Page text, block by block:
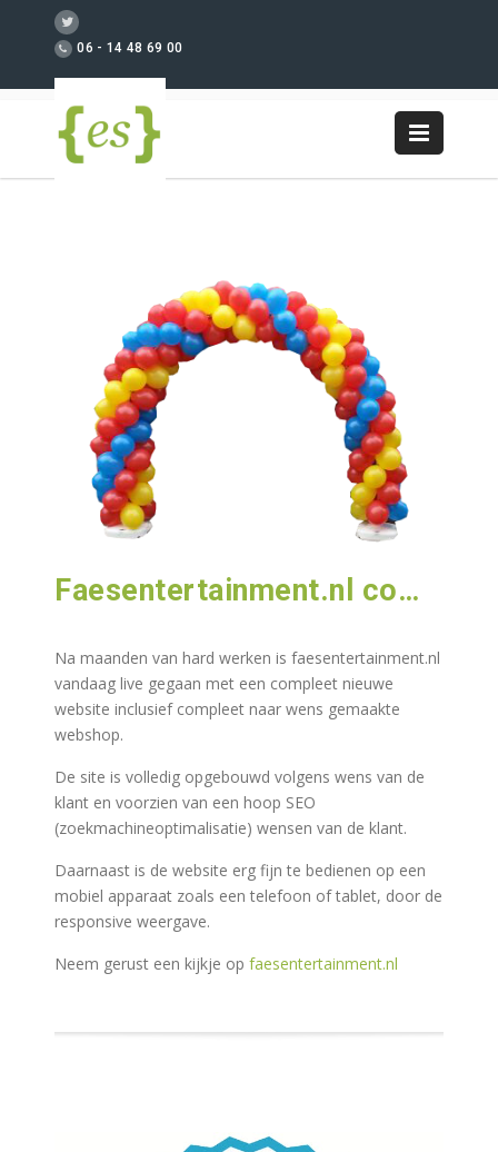
06 - 14 48 69 00
Faesentertainment.nl compleet gerestyled
Na maanden van hard werken is faesentertainment.nl
vandaag live gegaan met een compleet nieuwe
website inclusief compleet naar wens gemaakte
webshop.
De site is volledig opgebouwd volgens wens van de
klant en voorzien van een hoop SEO
(zoekmachineoptimalisatie) wensen van de klant.
Daarnaast is de website erg fijn te bedienen op een
mobiel apparaat zoals een telefoon of tablet, door de
responsive weergave.
Neem gerust een kijkje op faesentertainment.nl